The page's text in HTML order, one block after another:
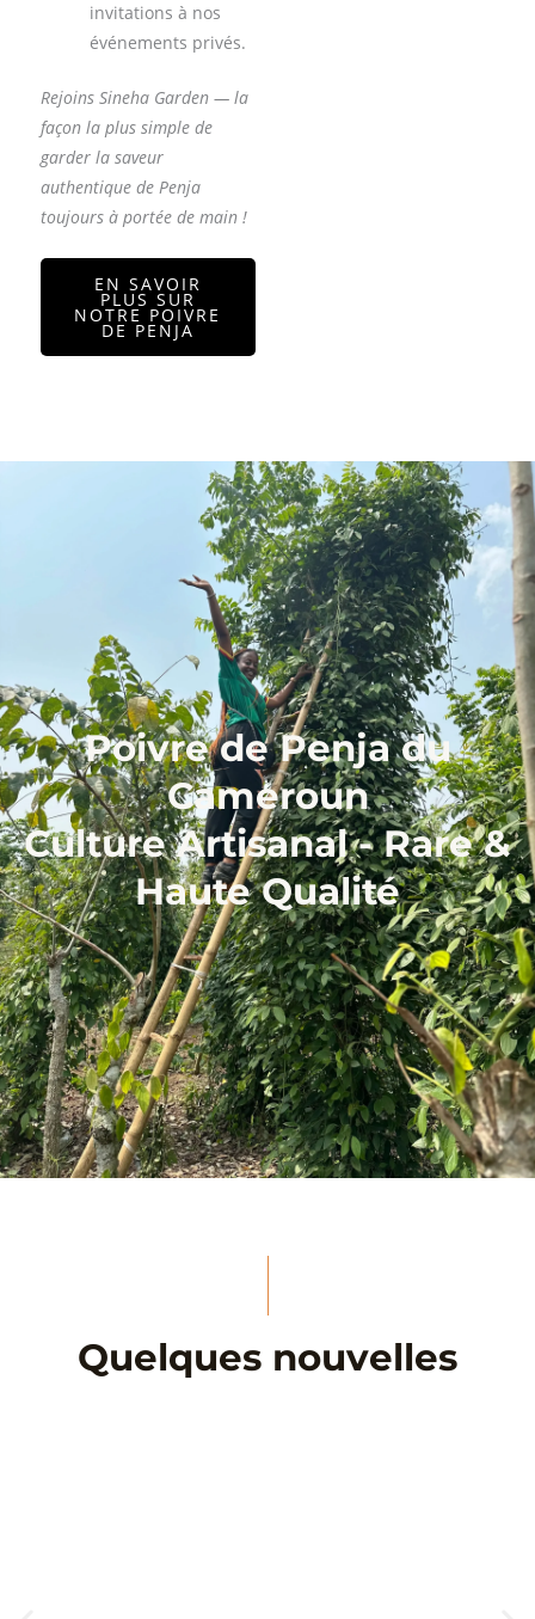
invitations à nos
événements privés.
Rejoins Sineha Garden — la
façon la plus simple de
garder la saveur
authentique de Penja
toujours à portée de main !
EN SAVOIR
PLUS SUR
NOTRE POIVRE
DE PENJA
Poivre de Penja du
Cameroun
Culture Artisanal - Rare &
Haute Qualité
Quelques nouvelles